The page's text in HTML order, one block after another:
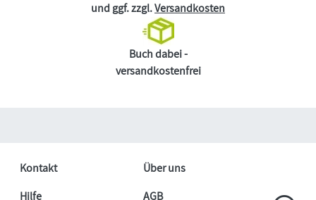
und ggf. zzgl.Versandkosten
Buch dabei -
versandkostenfrei
Kontakt
Über uns
Hilfe
AGB